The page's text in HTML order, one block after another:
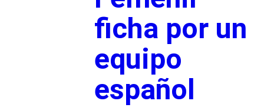
ficha por un
equipo
español